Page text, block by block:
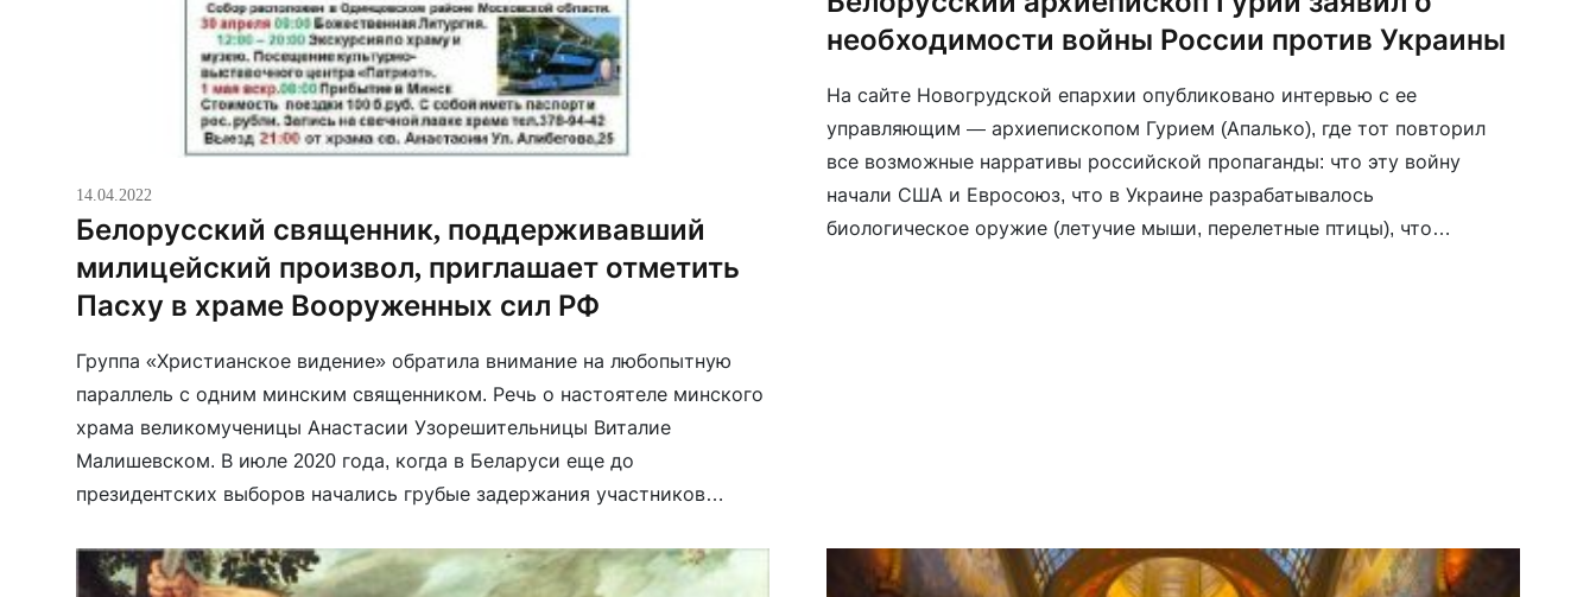
14.04.2022
Белорусский священник, поддерживавший
милицейский произвол, приглашает отметить
Пасху в храме Вооруженных сил РФ
Группа «Христианское видение» обратила внимание на любопытную
параллель с одним минским священником. Речь о настоятеле минского
храма великомученицы Анастасии Узорешительницы Виталие
Малишевском. В июле 2020 года, когда в Беларуси еще до
президентских выборов начались грубые задержания участников
автозаки написано в Новом завете, в послании […]
необходимости войны России против Украины
На сайте Новогрудской епархии опубликовано интервью с ее
управляющим — архиепископом Гурием (Апалько), где тот повторил
все возможные нарративы российской пропаганды: что эту войну
начали США и Евросоюз, что в Украине разрабатывалось
биологическое оружие (летучие мыши, перелетные птицы), что